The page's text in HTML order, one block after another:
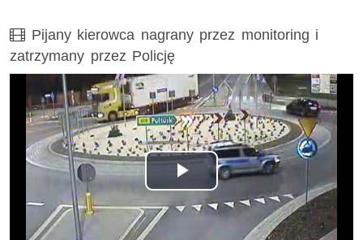
Film
Pijany kierowca nagrany przez monitoring i
zatrzymany przez Policję
Odtwórz
wideo